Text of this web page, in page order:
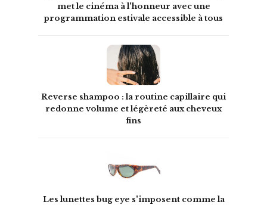
met le cinéma à l'honneur avec une
programmation estivale accessible à tous
Reverse shampoo : la routine capillaire qui
redonne volume et légèreté aux cheveux
fins
Les lunettes bug eye s'imposent comme la